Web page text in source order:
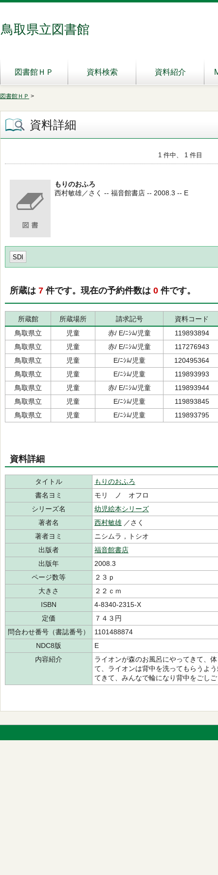
鳥取県立図書館
図書館ＨＰ 資料検索 資料紹介
図書館ＨＰ >
資料詳細
1 件中、 1 件目
もりのおふろ
西村敏雄／さく -- 福音館書店 -- 2008.3 -- E
SDI
所蔵は 7 件です。現在の予約件数は 0 件です。
所蔵館 所蔵場所 請求記号
資料コード
鳥取県立
児童 赤/ E/ﾆｼﾑ/児童
119893894
鳥取県立
児童 赤/ E/ﾆｼﾑ/児童
117276943
鳥取県立
児童 E/ﾆｼﾑ/児童
120495364
鳥取県立
児童 E/ﾆｼﾑ/児童
119893993
鳥取県立
児童 赤/ E/ﾆｼﾑ/児童
119893944
鳥取県立
児童 E/ﾆｼﾑ/児童
119893845
鳥取県立
児童 E/ﾆｼﾑ/児童 119893795
資料詳細
タイトル
もりのおふろ
書名ヨミ
モリ ノ オフロ
シリーズ名
幼児絵本シリーズ
著者名
西村敏雄 ／さく
著者ヨミ
ニシムラ，トシオ
出版者
福音館書店
出版年
2008.3
ページ数等
２３ｐ
大きさ
２２ｃｍ
ISBN
4-8340-2315-X
定価
７４３円
問合わせ番号（書誌番号）
1101488874
NDC8版
E
内容紹介
ライオンが森のお風呂にやってきて、
て、ライオンは背中を洗ってもらうよ
てきて、みんなで輪になり背中をごし